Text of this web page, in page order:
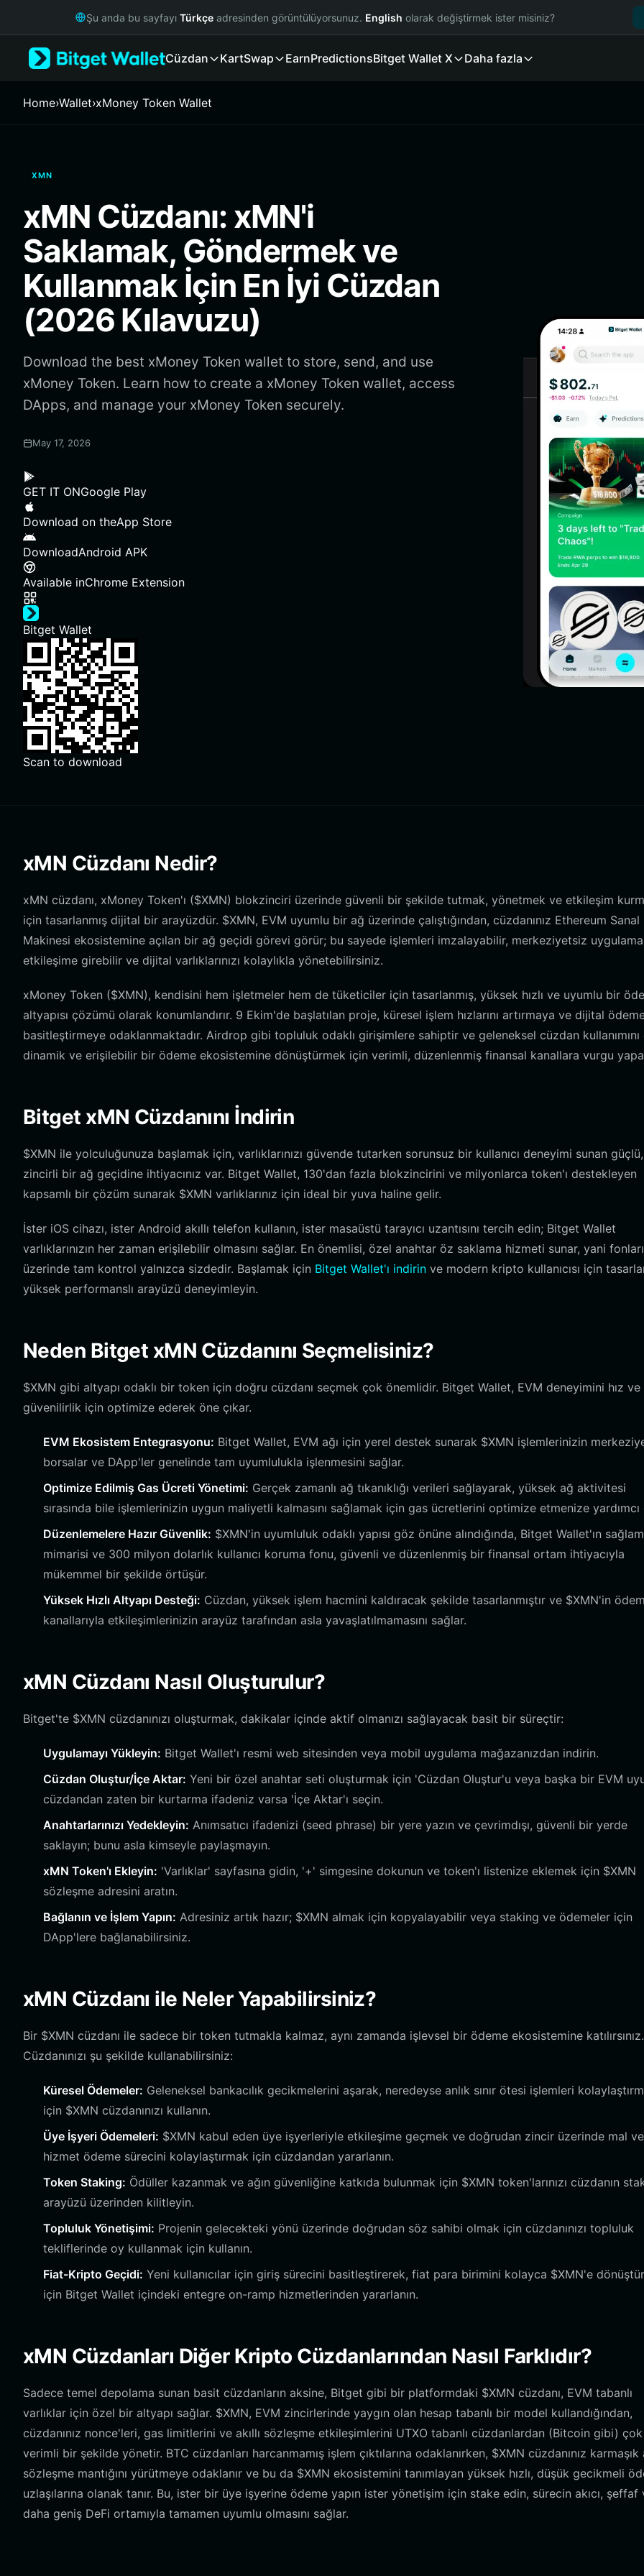
Русский
Italiano
繁體中文
Bahasa Indonesia
ภาษาไทย
Español
Português (Brasil)
Español (Argentina)
Şu anda bu sayfayı Türkçe adresinden görüntülüyorsunuz. English olarak değiştirmek ister misiniz?
Cüzdan KartSwap EarnPredictionsBitget Wallet X Daha fazla
Home›Wallet›xMoney Token Wallet
XMN
xMN Cüzdanı: xMN'i
Saklamak, Göndermek ve
Kullanmak İçin En İyi Cüzdan
(2026 Kılavuzu)
Download the best xMoney Token wallet to store, send, and use
xMoney Token. Learn how to create a xMoney Token wallet, access
DApps, and manage your xMoney Token securely.
May 17, 2026
GET IT ONGoogle Play
Download on theApp Store
DownloadAndroid APK
Available inChrome Extension
Bitget Wallet
Scan to download
xMN Cüzdanı Nedir?
xMN cüzdanı, xMoney Token'ı ($XMN) blokzinciri üzerinde güvenli bir şekilde tutmak, yönetmek ve etkileşim
için tasarlanmış dijital bir arayüzdür. $XMN, EVM uyumlu bir ağ üzerinde çalıştığından, cüzdanınız Ethereum Sanal
Makinesi ekosistemine açılan bir ağ geçidi görevi görür; bu sayede işlemleri imzalayabilir, merkeziyetsiz
etkileşime girebilir ve dijital varlıklarınızı kolaylıkla yönetebilirsiniz.
xMoney Token ($XMN), kendisini hem işletmeler hem de tüketiciler için tasarlanmış, yüksek hızlı ve uyumlu bir
altyapısı çözümü olarak konumlandırır. 9 Ekim'de başlatılan proje, küresel işlem hızlarını artırmaya ve dijital
basitleştirmeye odaklanmaktadır. Airdrop gibi topluluk odaklı girişimlere sahiptir ve geleneksel cüzdan kullanımını
dinamik ve erişilebilir bir ödeme ekosistemine dönüştürmek için verimli, düzenlenmiş finansal kanallara vurgu
Bitget xMN Cüzdanını İndirin
$XMN ile yolculuğunuza başlamak için, varlıklarınızı güvende tutarken sorunsuz bir kullanıcı deneyimi sunan
zincirli bir ağ geçidine ihtiyacınız var. Bitget Wallet, 130'dan fazla blokzincirini ve milyonlarca token'ı destekleyen
kapsamlı bir çözüm sunarak $XMN varlıklarınız için ideal bir yuva haline gelir.
İster iOS cihazı, ister Android akıllı telefon kullanın, ister masaüstü tarayıcı uzantısını tercih edin; Bitget Wallet
varlıklarınızın her zaman erişilebilir olmasını sağlar. En önemlisi, özel anahtar öz saklama hizmeti sunar, yani
üzerinde tam kontrol yalnızca sizdedir. Başlamak için Bitget Wallet'ı indirin ve modern kripto kullanıcısı için
yüksek performanslı arayüzü deneyimleyin.
Neden Bitget xMN Cüzdanını Seçmelisiniz?
$XMN gibi altyapı odaklı bir token için doğru cüzdanı seçmek çok önemlidir. Bitget Wallet, EVM deneyimini hız ve
güvenilirlik için optimize ederek öne çıkar.
EVM Ekosistem Entegrasyonu: Bitget Wallet, EVM ağı için yerel destek sunarak $XMN işlemlerinizin
borsalar ve DApp'ler genelinde tam uyumlulukla işlenmesini sağlar.
Optimize Edilmiş Gas Ücreti Yönetimi: Gerçek zamanlı ağ tıkanıklığı verileri sağlayarak, yüksek ağ aktivitesi
sırasında bile işlemlerinizin uygun maliyetli kalmasını sağlamak için gas ücretlerini optimize etmenize yardımcı
Düzenlemelere Hazır Güvenlik: $XMN'in uyumluluk odaklı yapısı göz önüne alındığında, Bitget Wallet'ın sağlam
mimarisi ve 300 milyon dolarlık kullanıcı koruma fonu, güvenli ve düzenlenmiş bir finansal ortam ihtiyacıyla
mükemmel bir şekilde örtüşür.
Yüksek Hızlı Altyapı Desteği: Cüzdan, yüksek işlem hacmini kaldıracak şekilde tasarlanmıştır ve $XMN'in
kanallarıyla etkileşimlerinizin arayüz tarafından asla yavaşlatılmamasını sağlar.
xMN Cüzdanı Nasıl Oluşturulur?
Bitget'te $XMN cüzdanınızı oluşturmak, dakikalar içinde aktif olmanızı sağlayacak basit bir süreçtir:
Uygulamayı Yükleyin: Bitget Wallet'ı resmi web sitesinden veya mobil uygulama mağazanızdan indirin.
Cüzdan Oluştur/İçe Aktar: Yeni bir özel anahtar seti oluşturmak için 'Cüzdan Oluştur'u veya başka bir EVM
cüzdandan zaten bir kurtarma ifadeniz varsa 'İçe Aktar'ı seçin.
Anahtarlarınızı Yedekleyin: Anımsatıcı ifadenizi (seed phrase) bir yere yazın ve çevrimdışı, güvenli bir yerde
saklayın; bunu asla kimseyle paylaşmayın.
xMN Token'ı Ekleyin: 'Varlıklar' sayfasına gidin, '+' simgesine dokunun ve token'ı listenize eklemek için $XMN
sözleşme adresini aratın.
Bağlanın ve İşlem Yapın: Adresiniz artık hazır; $XMN almak için kopyalayabilir veya staking ve ödemeler için
DApp'lere bağlanabilirsiniz.
xMN Cüzdanı ile Neler Yapabilirsiniz?
Bir $XMN cüzdanı ile sadece bir token tutmakla kalmaz, aynı zamanda işlevsel bir ödeme ekosistemine katılırsınız.
Cüzdanınızı şu şekilde kullanabilirsiniz:
Küresel Ödemeler: Geleneksel bankacılık gecikmelerini aşarak, neredeyse anlık sınır ötesi işlemleri
için $XMN cüzdanınızı kullanın.
Üye İşyeri Ödemeleri: $XMN kabul eden üye işyerleriyle etkileşime geçmek ve doğrudan zincir üzerinde mal ve
hizmet ödeme sürecini kolaylaştırmak için cüzdandan yararlanın.
Token Staking: Ödüller kazanmak ve ağın güvenliğine katkıda bulunmak için $XMN token'larınızı cüzdanın
arayüzü üzerinden kilitleyin.
Topluluk Yönetişimi: Projenin gelecekteki yönü üzerinde doğrudan söz sahibi olmak için cüzdanınızı topluluk
tekliflerinde oy kullanmak için kullanın.
Fiat-Kripto Geçidi: Yeni kullanıcılar için giriş sürecini basitleştirerek, fiat para birimini kolayca $XMN'e
için Bitget Wallet içindeki entegre on-ramp hizmetlerinden yararlanın.
xMN Cüzdanları Diğer Kripto Cüzdanlarından Nasıl Farklıdır?
Sadece temel depolama sunan basit cüzdanların aksine, Bitget gibi bir platformdaki $XMN cüzdanı, EVM tabanlı
varlıklar için özel bir altyapı sağlar. $XMN, EVM zincirlerinde yaygın olan hesap tabanlı bir model kullandığından,
cüzdanınız nonce'leri, gas limitlerini ve akıllı sözleşme etkileşimlerini UTXO tabanlı cüzdanlardan (Bitcoin gibi)
verimli bir şekilde yönetir. BTC cüzdanları harcanmamış işlem çıktılarına odaklanırken, $XMN cüzdanınız karmaşık
sözleşme mantığını yürütmeye odaklanır ve bu da $XMN ekosistemini tanımlayan yüksek hızlı, düşük gecikmeli
uzlaşılarına olanak tanır. Bu, ister bir üye işyerine ödeme yapın ister yönetişim için stake edin, sürecin akıcı, şeffaf
daha geniş DeFi ortamıyla tamamen uyumlu olmasını sağlar.